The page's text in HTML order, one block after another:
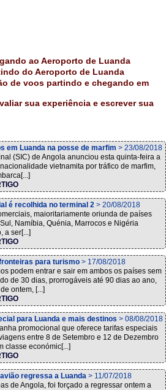
ao Aeroporto de Luanda
do Aeroporto de Luanda
de voos partindo e chegando em
sua experiência e escrever sua
em Luanda na posse de marfim > 23/08/2018
(SIC) de Angola anunciou esta quinta-feira a
vietnamita por tráfico de marfim,
é recolhida no terminal 2 > 20/08/2018
maioritariamente oriunda de países
Namíbia, Quénia, Marrocos e Nigéria
a ser[...]
para turismo > 17/08/2018
podem entrar e sair em ambos os países sem
de 30 dias, prorrogáveis até 90 dias ao ano,
ontem, [...]
para Luanda e mais destinos > 08/08/2018
promocional que oferece tarifas especiais
entre 8 de Setembro e 12 de Dezembro
classe económic[...]
regressa a Luanda > 11/07/2018
de Angola, foi forçado a regressar ontem a